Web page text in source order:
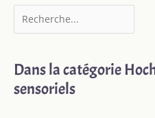
Dans la catégorie
sensoriels